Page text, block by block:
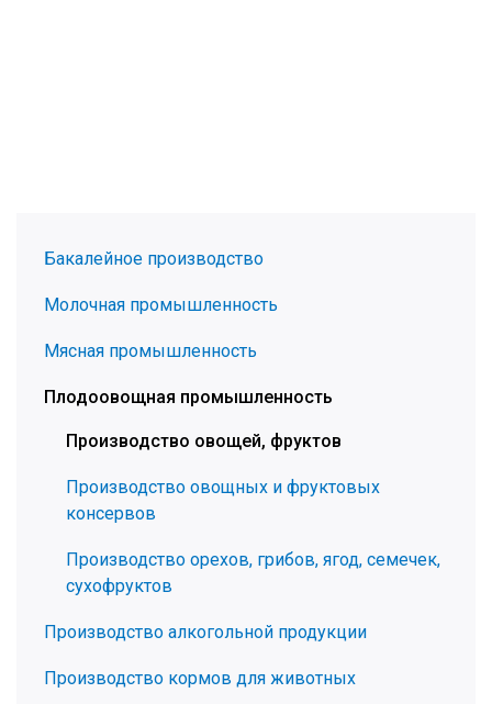
Бакалейное производство
Молочная промышленность
Мясная промышленность
Плодоовощная промышленность
Производство овощей, фруктов
Производство овощных и фруктовых
консервов
Производство орехов, грибов, ягод, семечек,
сухофруктов
Производство алкогольной продукции
Производство кормов для животных